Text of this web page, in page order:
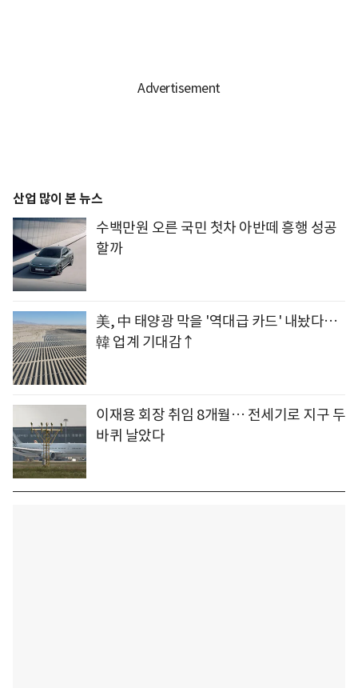
산업 많이 본 뉴스
수백만원 오른 국민 첫차 아반떼 흥행 성공
할까
美, 中 태양광 막을 '역대급 카드' 내놨다…
韓 업계 기대감↑
이재용 회장 취임 8개월… 전세기로 지구 두
바퀴 날았다